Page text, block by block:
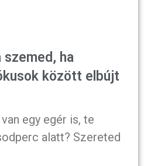
szemed, ha
között elbújt
egy egér is, te
alatt? Szereted